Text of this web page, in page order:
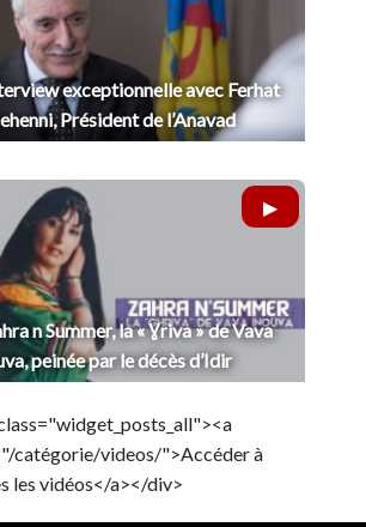
exceptionnelle avec Ferhat
Président de l’Anavad
n Summer, la « Ɣriva » de Vava
peinée par le décès d’Idir
catégorie/videos/">Accéder à
les vidéos</a></div>